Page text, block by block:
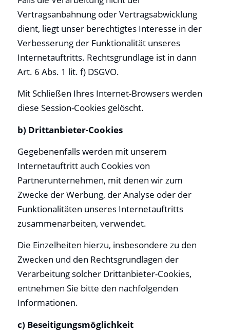
Vertragsanbahnung oder Vertragsabwicklung
dient, liegt unser berechtigtes Interesse in der
Verbesserung der Funktionalität unseres
Internetauftritts. Rechtsgrundlage ist in dann
Art. 6 Abs. 1 lit. f) DSGVO.
Mit Schließen Ihres Internet-Browsers werden
diese Session-Cookies gelöscht.
b) Drittanbieter-Cookies
Gegebenenfalls werden mit unserem
Internetauftritt auch Cookies von
Partnerunternehmen, mit denen wir zum
Zwecke der Werbung, der Analyse oder der
Funktionalitäten unseres Internetauftritts
zusammenarbeiten, verwendet.
Die Einzelheiten hierzu, insbesondere zu den
Zwecken und den Rechtsgrundlagen der
Verarbeitung solcher Drittanbieter-Cookies,
entnehmen Sie bitte den nachfolgenden
Informationen.
c) Beseitigungsmöglichkeit